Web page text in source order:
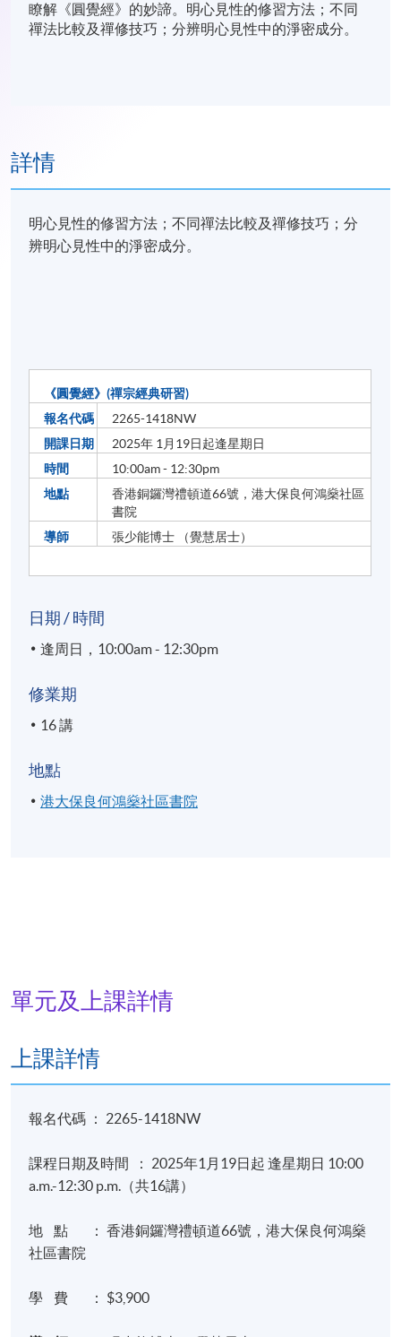
瞭解《圓覺經》的妙諦。 明心見性的修習方法；不同
禪法比較及禪修技巧；分辨明心見性中的淨密成分。
詳情
明心見性的修習方法；不同禪法比較及禪修技巧；分
辨明心見性中的淨密成分。
《圓覺經》(禪宗經典研習)
報名代碼
2265-1418NW
開課日期
2025年 1月19日起逢星期日
時間
10:00am - 12:30pm
地點
香港銅鑼灣禮頓道66號，港大保良何鴻燊社區
書院
導師
張少能博士 （覺慧居士）
日期 / 時間
逢周日，10:00am - 12:30pm
修業期
16 講
地點
港大保良何鴻燊社區書院
單元及上課詳情
上課詳情
報名代碼 ： 2265-1418NW
課程日期及時間 ： 2025年1月19日起 逢星期日 10:00
a.m.-12:30 p.m.（共16講）
地 點 ： 香港銅鑼灣禮頓道66號，港大保良何鴻燊
社區書院
學 費 ： $3,900